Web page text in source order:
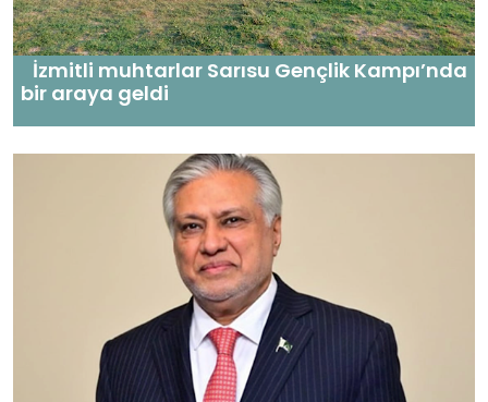
İzmitli muhtarlar Sarısu Gençlik Kampı’nda
bir araya geldi